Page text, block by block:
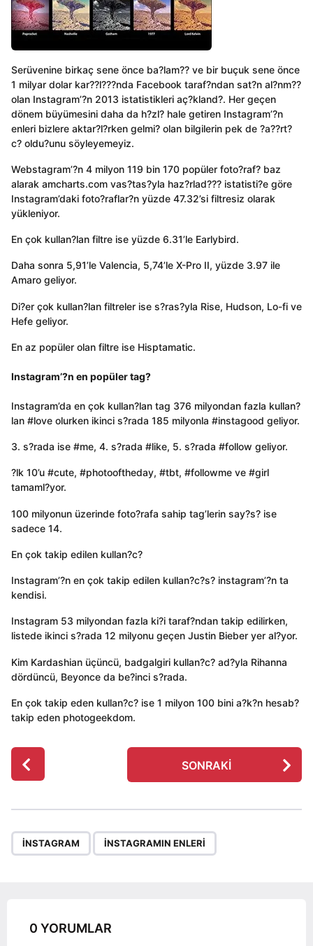
Serüvenine birkaç sene önce ba?lam?? ve bir buçuk sene önce
1 milyar dolar kar??l???nda Facebook taraf?ndan sat?n al?nm??
olan Instagram’?n 2013 istatistikleri aç?kland?. Her geçen
dönem büyümesini daha da h?zl? hale getiren Instagram’?n
enleri bizlere aktar?l?rken gelmi? olan bilgilerin pek de ?a??rt?
c? oldu?unu söyleyemeyiz.
Webstagram’?n 4 milyon 119 bin 170 popüler foto?raf? baz
alarak amcharts.com vas?tas?yla haz?rlad??? istatisti?e göre
Instagram’daki foto?raflar?n yüzde 47.32’si filtresiz olarak
yükleniyor.
En çok kullan?lan filtre ise yüzde 6.31’le Earlybird.
Daha sonra 5,91’le Valencia, 5,74’le X-Pro II, yüzde 3.97 ile
Amaro geliyor.
Di?er çok kullan?lan filtreler ise s?ras?yla Rise, Hudson, Lo-fi ve
Hefe geliyor.
En az popüler olan filtre ise Hisptamatic.
Instagram’?n en popüler tag?
Instagram’da en çok kullan?lan tag 376 milyondan fazla kullan?
lan #love olurken ikinci s?rada 185 milyonla #instagood geliyor.
3. s?rada ise #me, 4. s?rada #like, 5. s?rada #follow geliyor.
?lk 10’u #cute, #photooftheday, #tbt, #followme ve #girl
tamaml?yor.
100 milyonun üzerinde foto?rafa sahip tag’lerin say?s? ise
sadece 14.
En çok takip edilen kullan?c?
Instagram’?n en çok takip edilen kullan?c?s? instagram’?n ta
kendisi.
Instagram 53 milyondan fazla ki?i taraf?ndan takip edilirken,
listede ikinci s?rada 12 milyonu geçen Justin Bieber yer al?yor.
Kim Kardashian üçüncü, badgalgiri kullan?c? ad?yla Rihanna
dördüncü, Beyonce da be?inci s?rada.
En çok takip eden kullan?c? ise 1 milyon 100 bini a?k?n hesab?
takip eden photogeekdom.
P
o
t
P
a
SONRAKI
INSTAGRAM INSTAGRAMIN ENLERI
0 YORUMLAR